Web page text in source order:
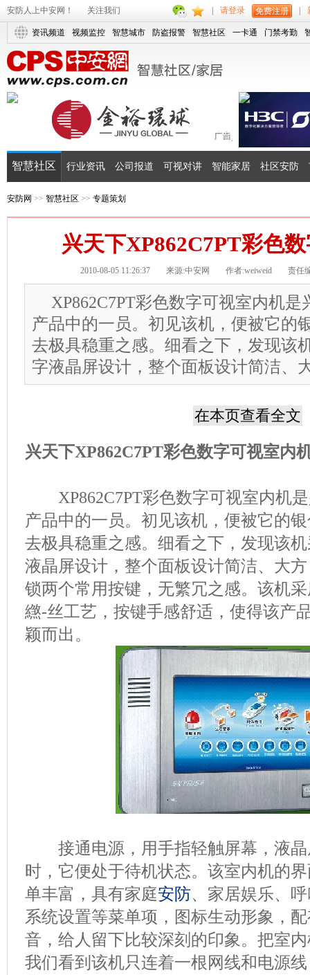
安防人上中安网！ 关注我们 请登录 免费注册
资讯频道 视频监控 智慧城市 防盗报警 智慧社区 一卡通 门禁考勤
智慧社区 行业资讯 公司报道 可视对讲 智能家居 社区安防
安防网 >> 智慧社区 >> 专题策划
兴天下XP862C7PT彩色
2010-08-05 11:26:37 来源:中安网 作者:weiweid 责任
XP862C7PT彩色数字可视室内机
产品中的一员。初见该机，便被它的
去极具稳重之感。细看之下，发现该
字液晶屏设计，整个面板设计简洁、
在本页查看全文
兴天下XP862C7PT彩色数字可视室内
XP862C7PT彩色数字可视室内机是
产品中的一员。初见该机，便被它的
去极具稳重之感。细看之下，发现该
液晶屏设计，整个面板设计简洁、大
锁两个常用按键，无繁冗之感。该机
繺-丝工艺，按键手感舒适，使得该产
颖而出。
接通电源，用手指轻触屏幕，液晶
时，它便处于待机状态。该室内机的
单丰富，具有家庭安防、家居娱乐、
系统设置等菜单项，图标生动形象，
音，给人留下比较深刻的印象。把室
我们看到该机只连着一根网线和电源